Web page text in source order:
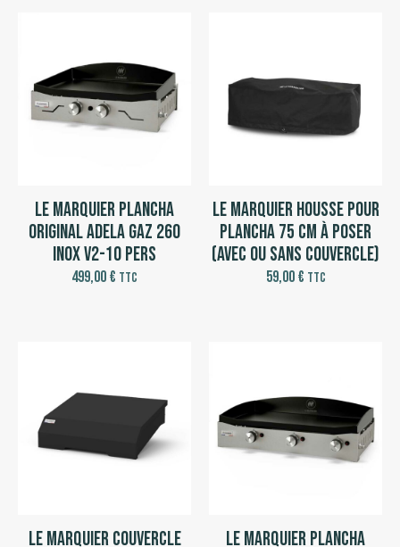
Le Marquier Plancha
Original Adela Gaz 260
Inox V2-10 pers
499,00€ TTC
Le Marquier Housse pour
Plancha 75 cm à poser
(avec ou sans couvercle)
59,00€ TTC
Le Marquier Couvercle
Le Marquier Plancha